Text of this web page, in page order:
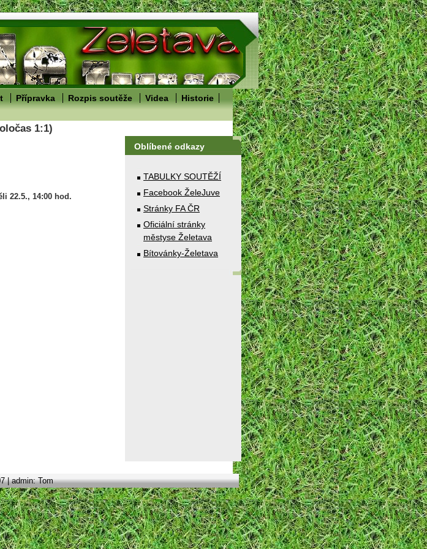
Přípravka Rozpis soutěže Videa
Historie
Oblíbené odkazy
TABULKY SOUTĚŽÍ
Facebook ŽeleJuve
Stránky FA ČR
Oficiální stránky
městyse Želetava
Bítovánky-Želetava
1:1)
22.5., 14:00 hod.
| admin: Tom